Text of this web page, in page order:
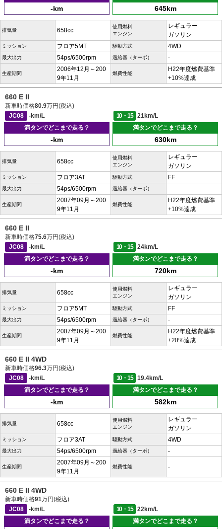
-km 645km
排気量 658cc
使用燃料
エンジン
レギュラー
ガソリン
ミッション フロア5MT 駆動方式 4WD
最大出力 54ps/6500rpm 過給器（ターボ） -
生産期間
2006年12月～200
9年11月
燃費性能
H22年度燃費基準
+10%達成
660 E II
新車時価格80.9万円(税込)
JC08
-km/L 10・15
21km/L
満タンでどこまで走る？
-km
満タンでどこまで走る？
630km
排気量 658cc
使用燃料
エンジン
レギュラー
ガソリン
ミッション フロア3AT 駆動方式 FF
最大出力 54ps/6500rpm 過給器（ターボ） -
生産期間
2007年09月～200
9年11月
燃費性能
H22年度燃費基準
+10%達成
660 E II
新車時価格75.6万円(税込)
JC08
-km/L 10・15
24km/L
満タンでどこまで走る？
-km
満タンでどこまで走る？
720km
排気量 658cc
使用燃料
エンジン
レギュラー
ガソリン
ミッション フロア5MT 駆動方式 FF
最大出力 54ps/6500rpm 過給器（ターボ） -
生産期間
2007年09月～200
9年11月
燃費性能
H22年度燃費基準
+20%達成
660 E II 4WD
新車時価格96.3万円(税込)
JC08
-km/L 10・15
19.4km/L
満タンでどこまで走る？
-km
満タンでどこまで走る？
582km
排気量 658cc
使用燃料
エンジン
レギュラー
ガソリン
ミッション フロア3AT 駆動方式 4WD
最大出力 54ps/6500rpm 過給器（ターボ） -
生産期間
2007年09月～200
9年11月
燃費性能 -
660 E II 4WD
新車時価格91万円(税込)
JC08
-km/L 10・15
22km/L
満タンでどこまで走る？
満タンでどこまで走る？